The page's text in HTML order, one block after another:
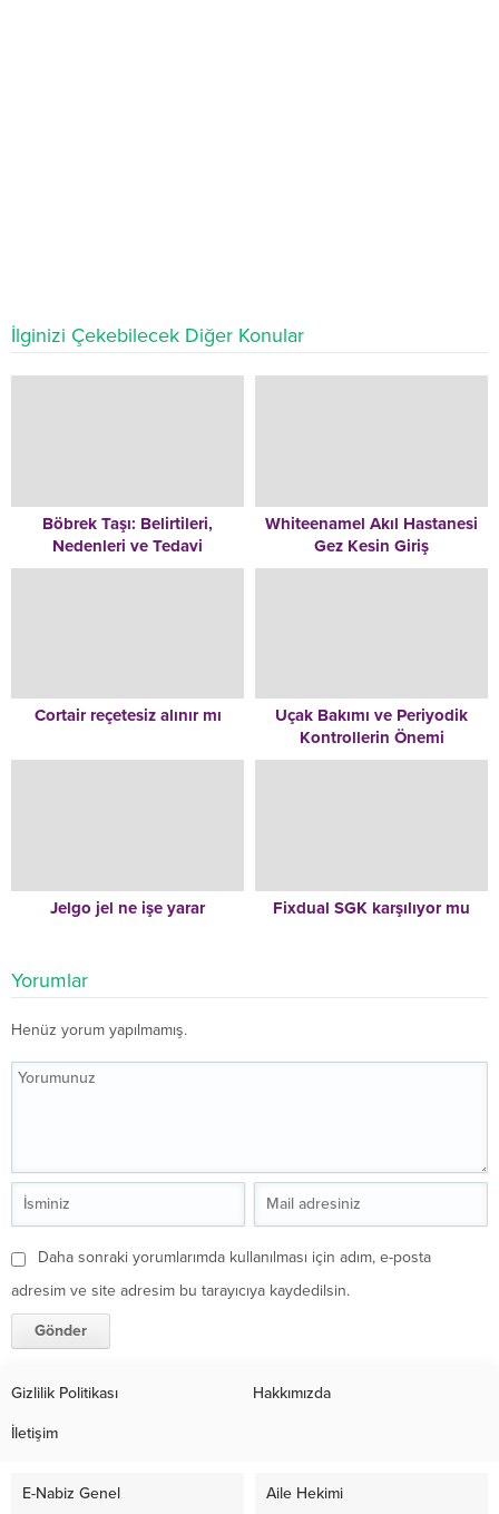
İlginizi Çekebilecek Diğer Konular
Böbrek Taşı: Belirtileri,
Nedenleri ve Tedavi
Yöntemleri
Whiteenamel Akıl Hastanesi
Gez Kesin Giriş
Cortair reçetesiz alınır mı
Uçak Bakımı ve Periyodik
Kontrollerin Önemi
Jelgo jel ne işe yarar Fixdual SGK karşılıyor mu
Yorumlar
Henüz yorum yapılmamış.
Daha sonraki yorumlarımda kullanılması için adım, e-posta
adresim ve site adresim bu tarayıcıya kaydedilsin.
Gizlilik Politikası Hakkımızda
İletişim
E-Nabiz Genel Aile Hekimi